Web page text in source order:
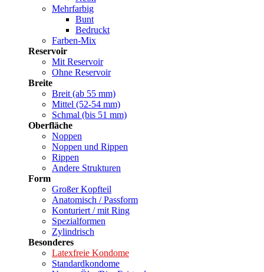
Mehrfarbig
Bunt
Bedruckt
Farben-Mix
Reservoir
Mit Reservoir
Ohne Reservoir
Breite
Breit (ab 55 mm)
Mittel (52-54 mm)
Schmal (bis 51 mm)
Oberfläche
Noppen
Noppen und Rippen
Rippen
Andere Strukturen
Form
Großer Kopfteil
Anatomisch / Passform
Konturiert / mit Ring
Spezialformen
Zylindrisch
Besonderes
Latexfreie Kondome
Standardkondome